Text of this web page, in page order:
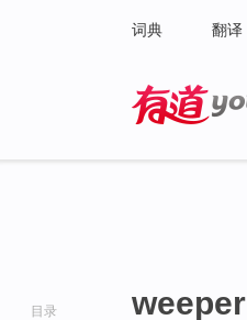
词典 翻译
目录 weeper